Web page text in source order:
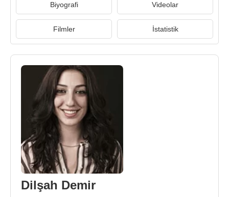
Biyografi Videolar
Filmler İstatistik
Dilşah Demir